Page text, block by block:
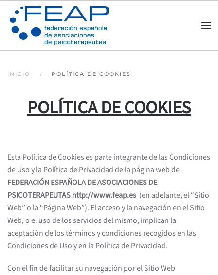
Skip to main content
INICIO POLÍTICA DE COOKIES
POLÍTICA DE COOKIES
Esta Política de Cookies es parte integrante de las Condiciones
de Uso y la Política de Privacidad de la página web de
FEDERACIÓN ESPAÑOLA DE ASOCIACIONES DE
PSICOTERAPEUTAShttp://www.feap.es (en adelante, el “Sitio
Web” o la “Página Web”). El acceso y la navegación en el Sitio
Web, o el uso de los servicios del mismo, implican la
aceptación de los términos y condiciones recogidos en las
Condiciones de Uso y en la Política de Privacidad.
Con el fin de facilitar su navegación por el Sitio Web